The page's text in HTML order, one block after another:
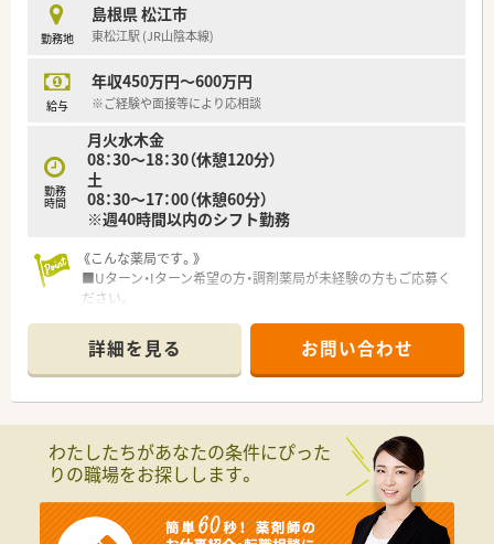
【求人情報について】
■想定年収は480万円から650万円の年俸制となっており、決算
ります。
■転居を伴う入職を希望される場合には住宅手当の相談も可能
ています。
■昇給は年1回実施されており、日々の努力や成長がしっかりと
給与に反映される仕組みが構築されているため、やりがいがあり
ます。
勤務地
島根県 松江市
東松江駅 (JR山陰本線)
給与
年収450万円～600万円
※ご経験や面接等により応相談
勤務
時間
月火水木金
08：30～18：30（休憩120分）
土
08：30～17：00（休憩60分）
※週40時間以内のシフト勤務
《こんな薬局です。》
■Uターン・Iターン希望の方・調剤薬局が未経験の方もご応募く
ださい。
門前クリニック門前を中心に外来処方箋を応需しています。
医師2名体制のクリニック様で保険診療だけでなく、自費診療
にも積極的です。
■外来処方箋対応が中心となり、処方箋応需枚数は34枚/日で
す。
■薬剤師の方は常勤1名体制・事務員の方は2名配置となります。
■近隣の方が多く来局されますので、スムーズな対応が可能で
す。
詳細を見る お問い合わせ
わたしたちがあなたの条件にぴった
りの職場をお探しします。